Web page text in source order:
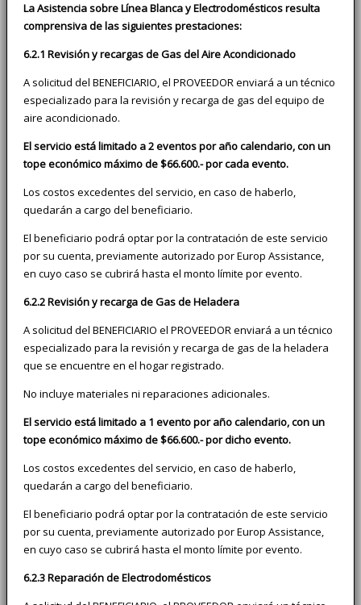
La Asistencia sobre Línea Blanca y Electrodomésticos resulta
comprensiva de las siguientes prestaciones:
6.2.1 Revisión y recargas de Gas del Aire Acondicionado
A solicitud del BENEFICIARIO, el PROVEEDOR enviará a un técnico
especializado para la revisión y recarga de gas del equipo de
aire acondicionado.
El servicio está limitado a 2 eventos por año calendario, con un
tope económico máximo de $66.600.- por cada evento.
Los costos excedentes del servicio, en caso de haberlo,
quedarán a cargo del beneficiario.
El beneficiario podrá optar por la contratación de este servicio
por su cuenta, previamente autorizado por Europ Assistance,
en cuyo caso se cubrirá hasta el monto límite por evento.
6.2.2 Revisión y recarga de Gas de Heladera
A solicitud del BENEFICIARIO el PROVEEDOR enviará a un técnico
especializado para la revisión y recarga de gas de la heladera
que se encuentre en el hogar registrado.
No incluye materiales ni reparaciones adicionales.
El servicio está limitado a 1 evento por año calendario, con un
tope económico máximo de $66.600.- por dicho evento.
Los costos excedentes del servicio, en caso de haberlo,
quedarán a cargo del beneficiario.
El beneficiario podrá optar por la contratación de este servicio
por su cuenta, previamente autorizado por Europ Assistance,
en cuyo caso se cubrirá hasta el monto límite por evento.
6.2.3 Reparación de Electrodomésticos